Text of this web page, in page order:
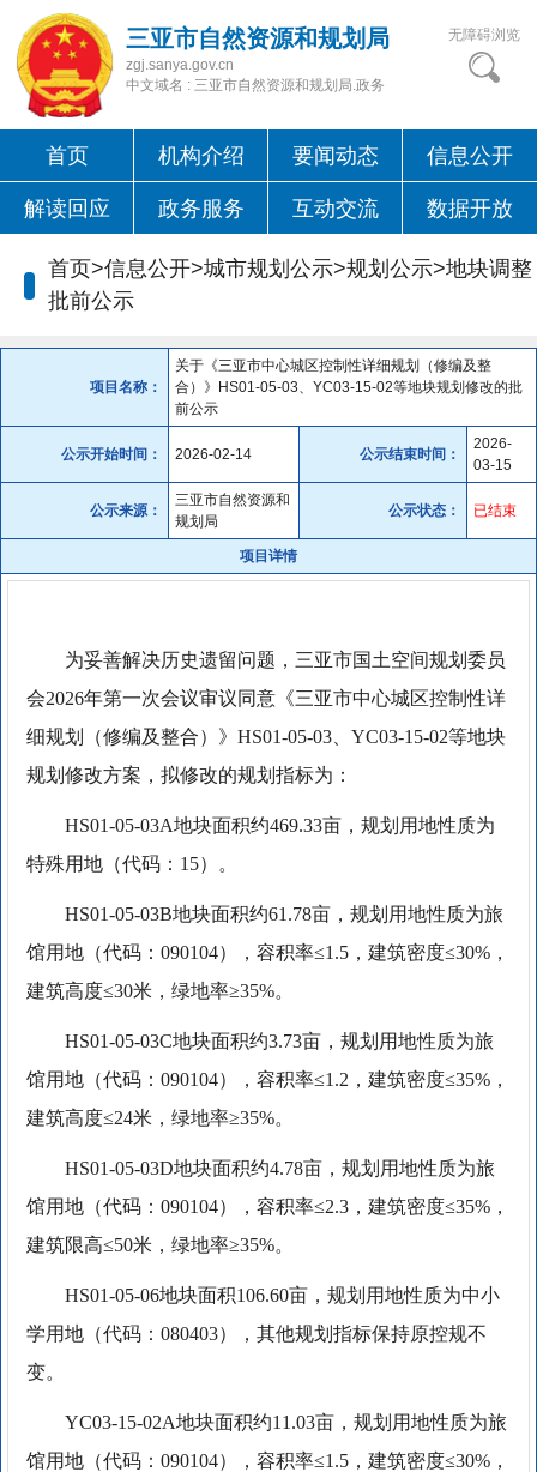
三亚市自然资源和规划局
zgj.sanya.gov.cn
中文域名 : 三亚市自然资源和规划局.政务
无障碍浏览
首页 机构介绍 要闻动态 信息公开
解读回应 政务服务 互动交流 数据开放
首页>信息公开>城市规划公示>规划公示>地块调整
批前公示
项目名称：
关于《三亚市中心城区控制性详细规划（修编及整
合）》HS01-05-03、YC03-15-02等地块规划修改的批
前公示
公示开始时间： 2026-02-14 公示结束时间：
2026-
03-15
公示来源：
三亚市自然资源和
规划局
公示状态： 已结束
项目详情
为妥善解决历史遗留问题，三亚市国土空间规划委员
会2026年第一次会议审议同意《三亚市中心城区控制性详
细规划（修编及整合）》HS01-05-03、YC03-15-02等地块
规划修改方案，拟修改的规划指标为：
HS01-05-03A地块面积约469.33亩，规划用地性质为
特殊用地（代码：15）。
HS01-05-03B地块面积约61.78亩，规划用地性质为旅
馆用地（代码：090104），容积率≤1.5，建筑密度≤30%，
建筑高度≤30米，绿地率≥35%。
HS01-05-03C地块面积约3.73亩，规划用地性质为旅
馆用地（代码：090104），容积率≤1.2，建筑密度≤35%，
建筑高度≤24米，绿地率≥35%。
HS01-05-03D地块面积约4.78亩，规划用地性质为旅
馆用地（代码：090104），容积率≤2.3，建筑密度≤35%，
建筑限高≤50米，绿地率≥35%。
HS01-05-06地块面积106.60亩，规划用地性质为中小
学用地（代码：080403），其他规划指标保持原控规不
变。
YC03-15-02A地块面积约11.03亩，规划用地性质为旅
馆用地（代码：090104），容积率≤1.5，建筑密度≤30%，